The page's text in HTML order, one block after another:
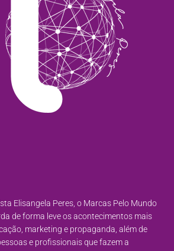
Elisangela Peres, o Marcas Pelo Mundo
de forma leve os acontecimentos mais
marketing e propaganda, além de
e profissionais que fazem a